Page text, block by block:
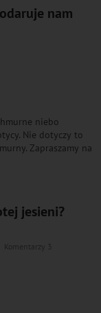
nam
niebo
Nie dotyczy to
Zapraszamy na
jesieni?